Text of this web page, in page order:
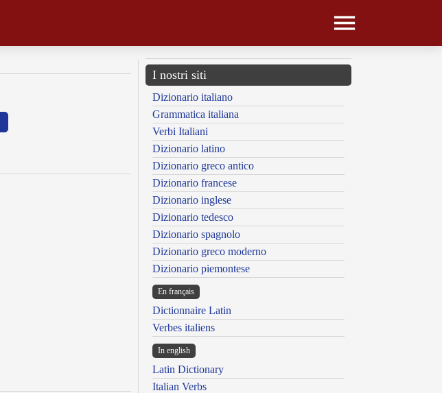
I nostri siti
Dizionario italiano
Grammatica italiana
Verbi Italiani
Dizionario latino
Dizionario greco antico
Dizionario francese
Dizionario inglese
Dizionario tedesco
Dizionario spagnolo
Dizionario greco moderno
Dizionario piemontese
En français
Dictionnaire Latin
Verbes italiens
In english
Latin Dictionary
Italian Verbs